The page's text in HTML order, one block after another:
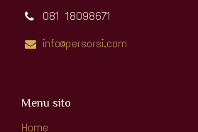
Dove siamo